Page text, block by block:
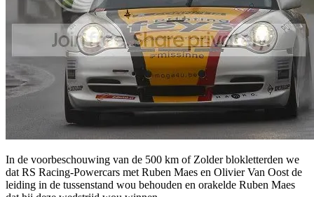
In de voorbeschouwing van de 500 km of Zolder blokletterden we
dat RS Racing-Powercars met Ruben Maes en Olivier Van Oost de
leiding in de tussenstand wou behouden en orakelde Ruben Maes